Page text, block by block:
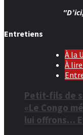
Entretiens
À la
À
Petit-fils de
«Le Congo
lui offrons…